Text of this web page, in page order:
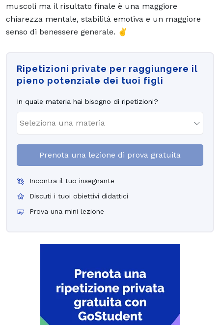
muscoli ma il risultato finale è una maggiore
chiarezza mentale, stabilità emotiva e un maggiore
senso di benessere generale. ✌️
Ripetizioni private per raggiungere il
pieno potenziale dei tuoi figli
In quale materia hai bisogno di ripetizioni?
Prenota una lezione di prova gratuita
Incontra il tuo insegnante
Discuti i tuoi obiettivi didattici
Prova una mini lezione